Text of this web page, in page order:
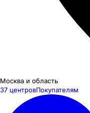
Москва и область
37 центровПокупателям